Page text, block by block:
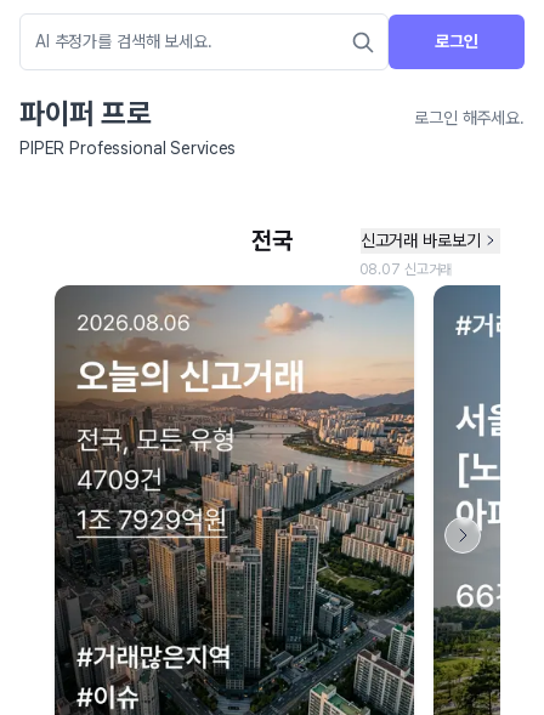
로그인
파이퍼 프로
로그인 해주세요.
PIPER Professional Services
네이버 지도 연결 안내
현재 네이버 지도 연결이 원활하지 않아 지도를 불러올 수 없습니다.
이용에 불편을 드려 죄송합니다.
다시 시도